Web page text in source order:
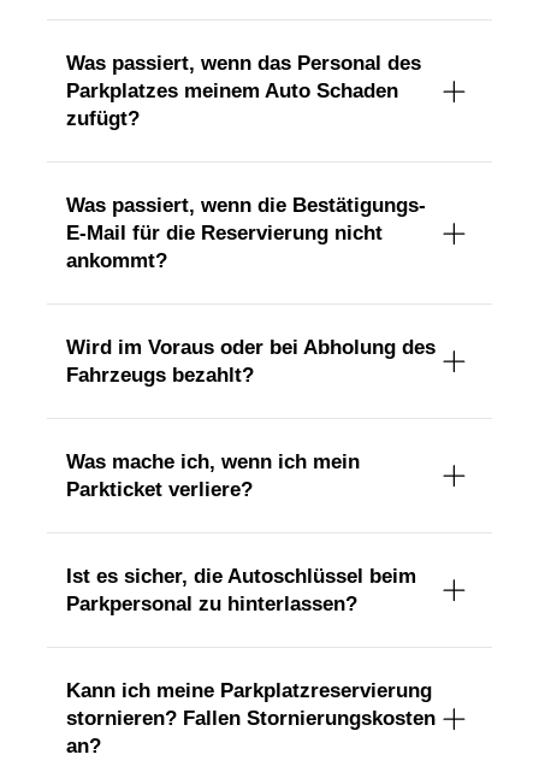
Was passiert, wenn das Personal des
Parkplatzes meinem Auto Schaden
zufügt?
Was passiert, wenn die Bestätigungs-
E-Mail für die Reservierung nicht
ankommt?
Wird im Voraus oder bei Abholung des
Fahrzeugs bezahlt?
Was mache ich, wenn ich mein
Parkticket verliere?
Ist es sicher, die Autoschlüssel beim
Parkpersonal zu hinterlassen?
Kann ich meine Parkplatzreservierung
stornieren? Fallen Stornierungskosten
an?